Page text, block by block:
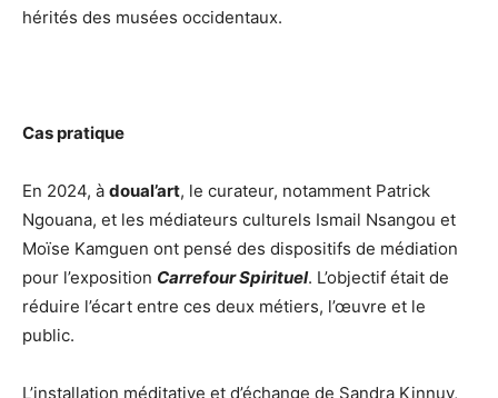
hérités des musées occidentaux.
Cas pratique
En 2024, à doual’art, le curateur, notamment Patrick
Ngouana, et les médiateurs culturels Ismail Nsangou et
Moïse Kamguen ont pensé des dispositifs de médiation
pour l’exposition Carrefour Spirituel. L’objectif était de
réduire l’écart entre ces deux métiers, l’œuvre et le
public.
L’installation méditative et d’échange de Sandra Kinnuy,